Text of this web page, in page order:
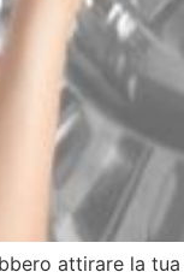
attirare la